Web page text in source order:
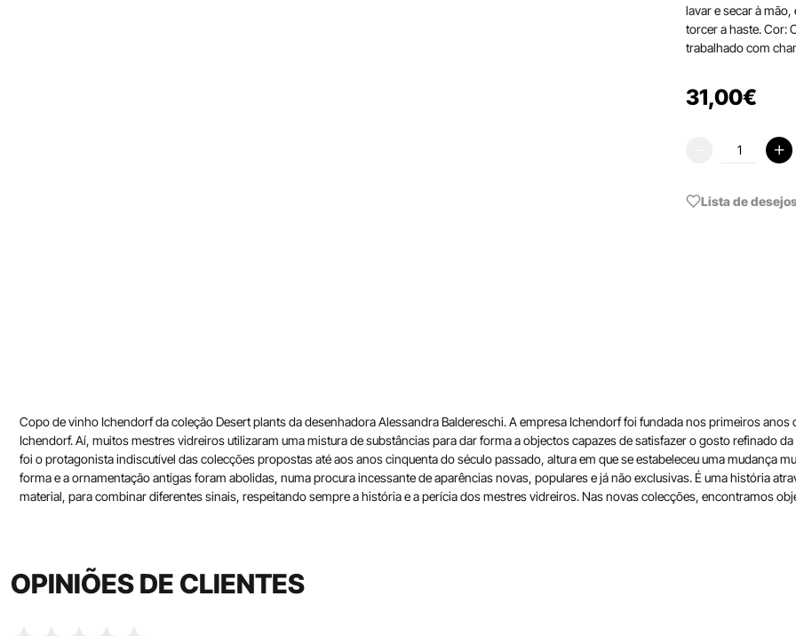
lavar e secar à
torcer a haste. Cor:
trabalhado com
31,00€
Lista de
Copo de vinho Ichendorf da coleção Desert plants da desenhadora Alessandra Baldereschi. A empresa Ichendorf foi fundada nos primeiros
Ichendorf. Aí, muitos mestres vidreiros utilizaram uma mistura de substâncias para dar forma a objectos capazes de satisfazer o gosto refinado
foi o protagonista indiscutível das colecções propostas até aos anos cinquenta do século passado, altura em que se estabeleceu uma mudança
forma e a ornamentação antigas foram abolidas, numa procura incessante de aparências novas, populares e já não exclusivas. É uma história
material, para combinar diferentes sinais, respeitando sempre a história e a perícia dos mestres vidreiros. Nas novas colecções, encontramos
OPINIÕES DE CLIENTES